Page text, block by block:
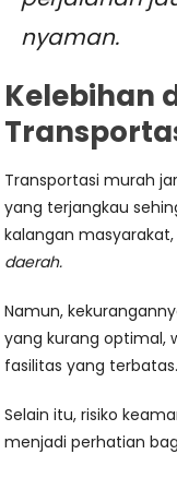
nyaman.
Kelebihan
Transportasi murah
yang terjangkau
kalangan
daerah.
Namun,
yang kurang optimal,
fasilitas yang terbatas.
Selain itu, risiko
menjadi perhatian